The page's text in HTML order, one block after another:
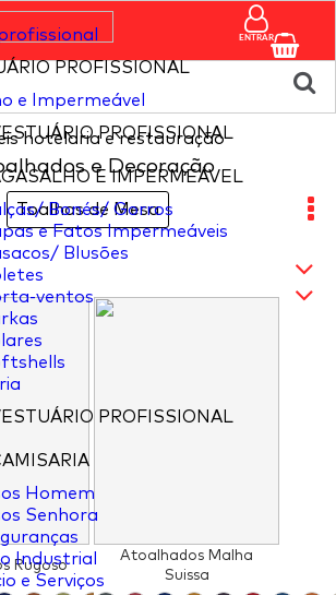
PROFISSIONAL
e Impermeável
PROFISSIONAL
E IMPERMEÁVEL
Bonés/ Gorros
e Fatos Impermeáveis
Blusões
ventos
PROFISSIONAL
Homem
Senhora
Industrial
e Serviços
ENTRAR
hotelaria e restauração
e Decoração
Toalhas de Mesa
Rugoso
Atoalhados Malha
Suissa